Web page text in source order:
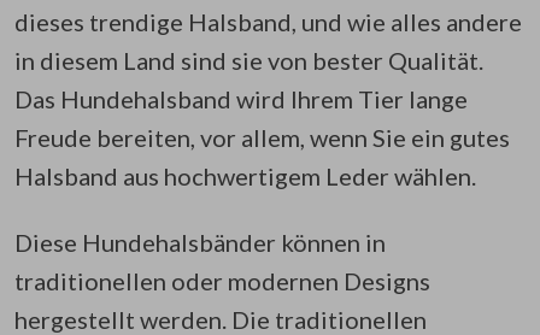
dieses trendige Halsband, und wie alles andere
in diesem Land sind sie von bester Qualität.
Das Hundehalsband wird Ihrem Tier lange
Freude bereiten, vor allem, wenn Sie ein gutes
Halsband aus hochwertigem Leder wählen.
Diese Hundehalsbänder können in
traditionellen oder modernen Designs
hergestellt werden. Die traditionellen